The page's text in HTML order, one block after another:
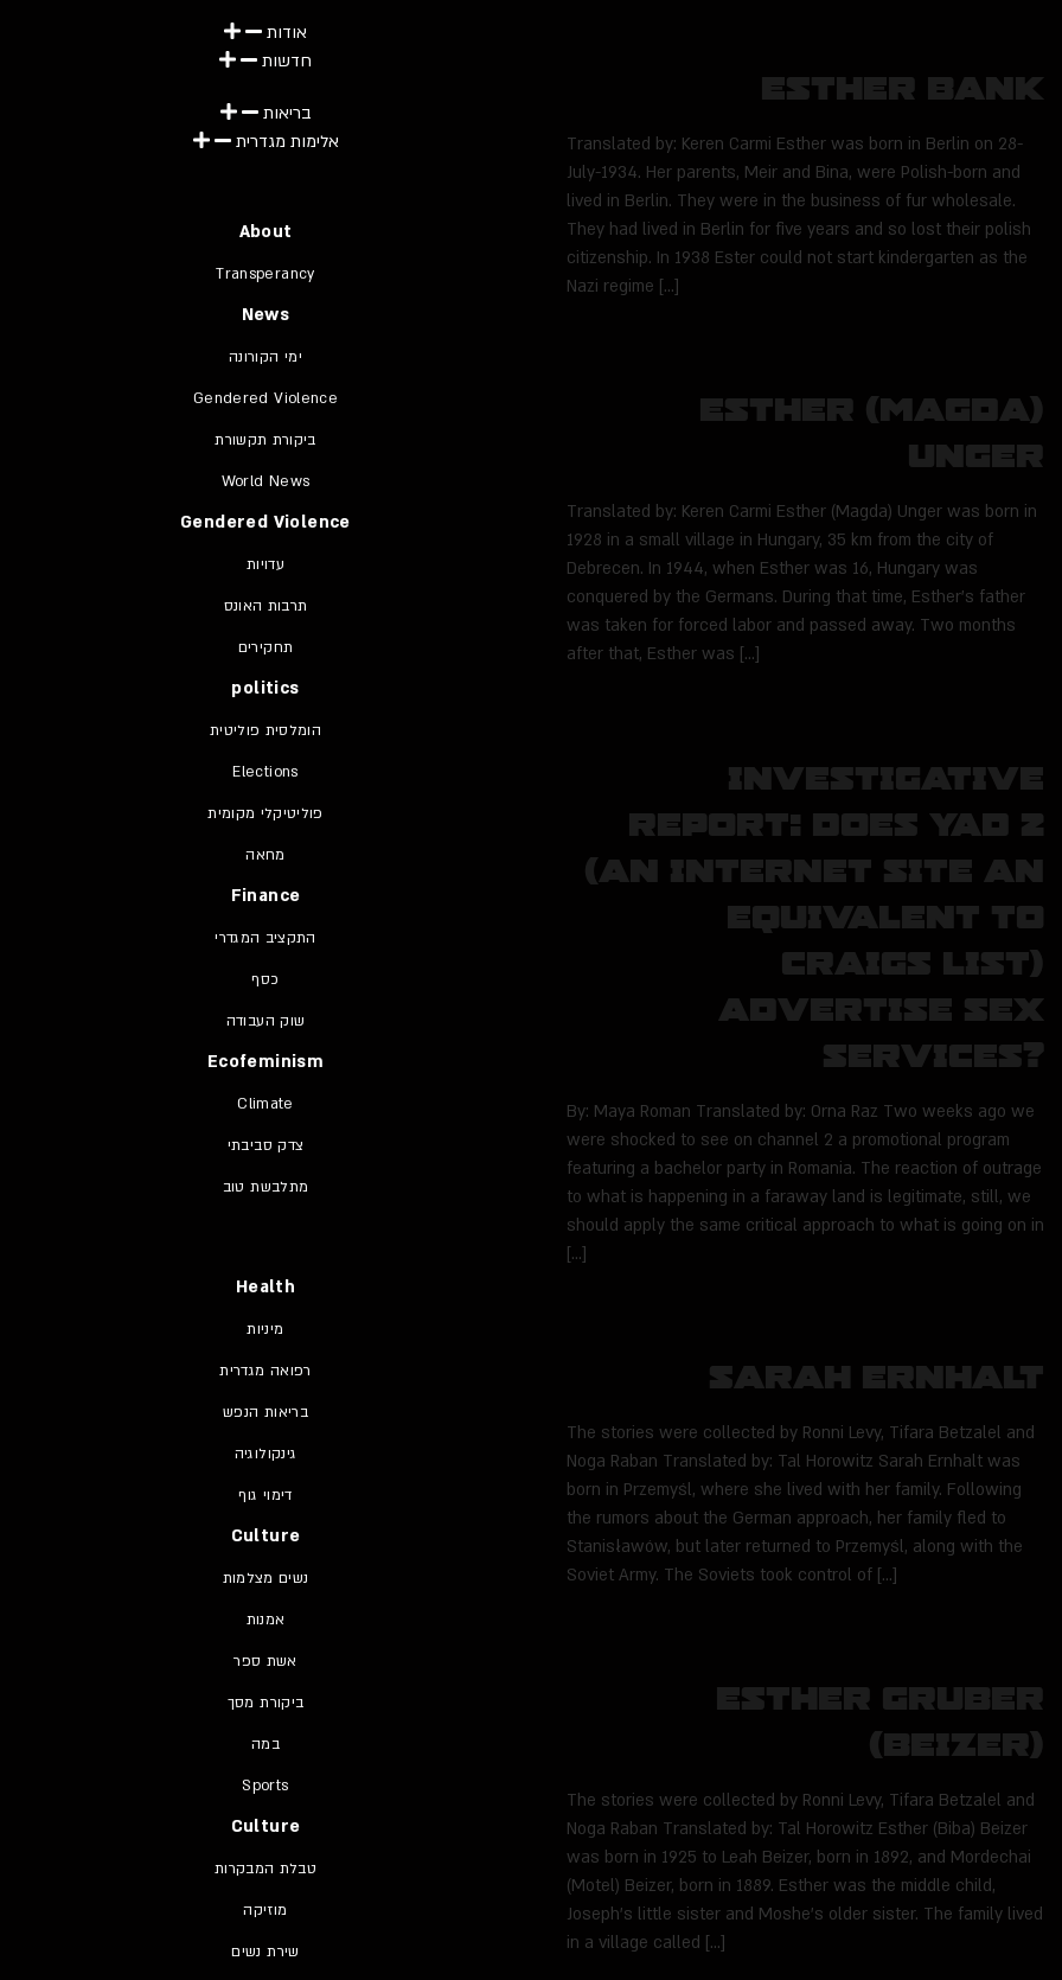
Esther Bank
Translated by: Keren Carmi Esther was born in Berlin on 28-
July-1934. Her parents, Meir and Bina, were Polish-born and
lived in Berlin. They were in the business of fur wholesale.
They had lived in Berlin for five years and so lost their polish
citizenship. In 1938 Ester could not start kindergarten as the
Nazi regime […]
Esther (Magda)
Unger
Translated by: Keren Carmi Esther (Magda) Unger was born in
1928 in a small village in Hungary, 35 km from the city of
Debrecen. In 1944, when Esther was 16, Hungary was
conquered by the Germans. During that time, Esther’s father
was taken for forced labor and passed away. Two months
after that, Esther was […]
Investigative
report: Does Yad 2
(an internet site an
equivalent to
Craigs List)
advertise sex
services?
By: Maya Roman Translated by: Orna Raz Two weeks ago we
were shocked to see on channel 2 a promotional program
featuring a bachelor party in Romania. The reaction of outrage
to what is happening in a faraway land is legitimate, still, we
should apply the same critical approach to what is going on in
[…]
Sarah Ernhalt
The stories were collected by Ronni Levy, Tifara Betzalel and
Noga Raban Translated by: Tal Horowitz Sarah Ernhalt was
born in Przemyśl, where she lived with her family. Following
the rumors about the German approach, her family fled to
Stanisławów, but later returned to Przemyśl, along with the
Soviet Army. The Soviets took control of […]
Esther Gruber
(Beizer)
The stories were collected by Ronni Levy, Tifara Betzalel and
Noga Raban Translated by: Tal Horowitz Esther (Biba) Beizer
was born in 1925 to Leah Beizer, born in 1892, and Mordechai
(Motel) Beizer, born in 1889. Esther was the middle child,
Joseph’s little sister and Moshe’s older sister. The family lived
in a village called […]
אודות
חדשות
בריאות
אלימות מגדרית
About
Transperancy
News
ימי הקורונה
Gendered Violence
ביקורת תקשורת
World News
Gendered Violence
עדויות
תרבות האונס
תחקירים
politics
הומלסית פוליטית
Elections
פוליטיקלי מקומית
מחאה
Finance
התקציב המגדרי
כסף
שוק העבודה
Ecofeminism
Climate
צדק סביבתי
מתלבשת טוב
Health
מיניות
רפואה מגדרית
בריאות הנפש
גינקולוגיה
דימוי גוף
Culture
נשים מצלמות
אמנות
אשת ספר
ביקורת מסך
במה
Sports
Culture
טבלת המבקרות
מוזיקה
שירת נשים